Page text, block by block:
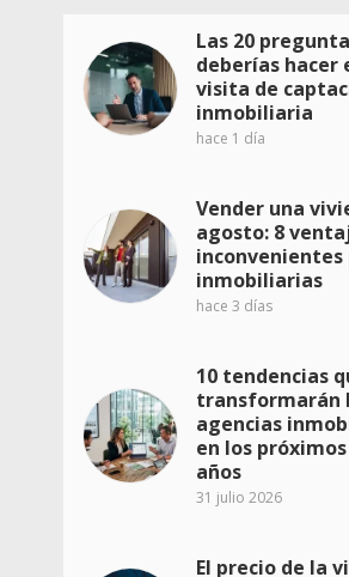
Las 20
deberías hacer
visita de
inmobiliaria
hace 1 día
Vender una
agosto: 8
inconvenientes
inmobiliarias
hace 3 días
10 tendencias
transformarán
agencias
en los
años
31 julio 2026
El precio de la